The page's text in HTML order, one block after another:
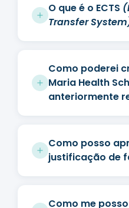
O que é o ECTS
Transfer
Como poderei
Maria Health
anteriormente
Como posso
justificação de
Como me